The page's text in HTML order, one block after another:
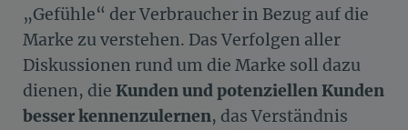
„Gefühle“ der Verbraucher in Bezug auf die
Marke zu verstehen. Das Verfolgen aller
Diskussionen rund um die Marke soll dazu
dienen, die Kunden und potenziellen Kunden
besser kennenzulernen, das Verständnis